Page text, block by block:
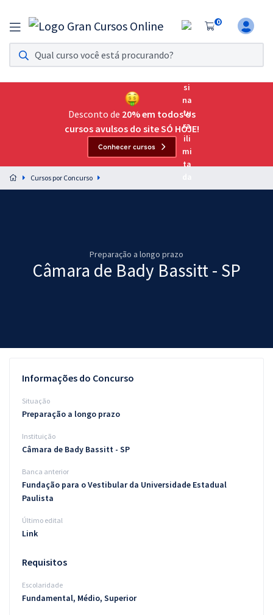
0
Assinatura Ilimitada 11
Acesso a todos os cursos. Teste grátis por 7 dias!
Assinatura OAB Até Passar
Acesso ilimitado a toda preparação para o Exame da
Preparação completa e intensiva para as principais
residências em saúde do Brasil
Cursos 20% OFF
Questões grátis
Blog
Aprovados
Desconto de 20% em todos os
cursos avulsos do site SÓ HOJE!
Conhecer cursos
Cursos por Concurso
Preparação a longo prazo
Câmara de Bady Bassitt - SP
Informações do Concurso
Situação
Preparação a longo prazo
Instituição
Câmara de Bady Bassitt - SP
Banca anterior
Fundação para o Vestibular da Universidade Estadual
Paulista
Último edital
Link
Requisitos
Escolaridade
Fundamental, Médio, Superior